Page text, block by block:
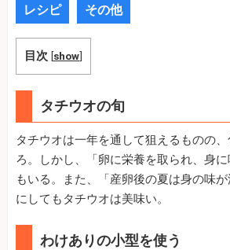
レシピ その他
目次 [show]
タチウオの旬
タチウオは一年を通して狙えるものの
ろ。しかし、「卵に栄養を取られ、身
もいる。また、「産卵後の夏は身の味
にしてもタチウオは美味い。
わけありの小型を使う